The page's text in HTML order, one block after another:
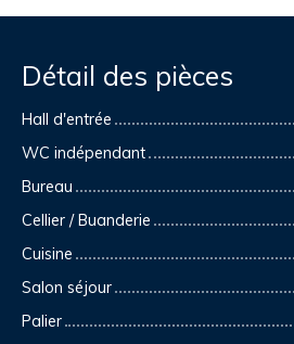
Détail des pièces
Hall d'entrée
WC indépendant
Bureau
Cellier / Buanderie
Cuisine
Salon séjour
Palier